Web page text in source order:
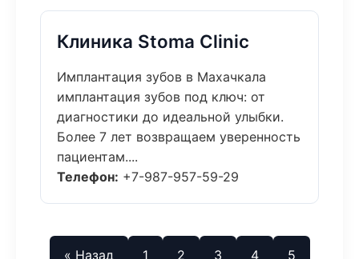
Клиника Stoma Clinic
Имплантация зубов в Махачкала
имплантация зубов под ключ: от
диагностики до идеальной улыбки.
Более 7 лет возвращаем уверенность
пациентам....
Телефон: +7-987-957-59-29
« Назад 1 2 3 4 5